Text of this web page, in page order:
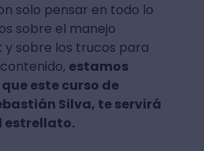
solo pensar en todo lo
sobre el manejo
y sobre los trucos para
estamos
este curso de
Silva, te servirá
estrellato.